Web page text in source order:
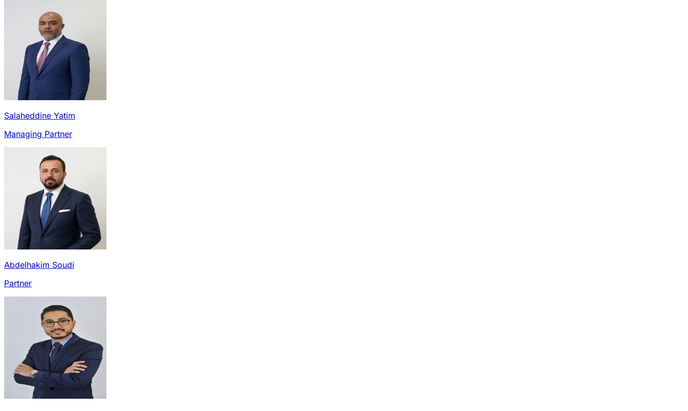
Salaheddine Yatim
Managing Partner
Abdelhakim Soudi
Partner